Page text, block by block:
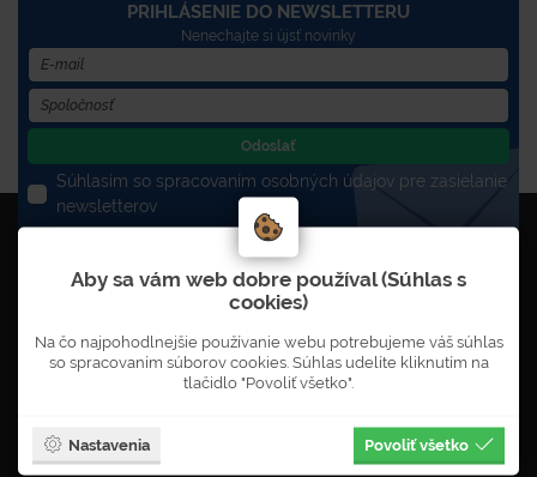
PRIHLÁSENIE DO NEWSLETTERU
Nenechajte si újsť novinky
Odoslať
Súhlasím so spracovaním osobných údajov pre zasielanie
newsletterov
UŽITOČNÉ INFORMÁCIE
Poradenstvo
Reklamačný poriadok
Obnova lesa
Aby sa vám web dobre používal (Súhlas s
cookies)
Na čo najpohodlnejšie používanie webu potrebujeme váš súhlas
so spracovaním súborov cookies. Súhlas udelíte kliknutím na
tlačidlo "Povoliť všetko".
Nastavenia Povoliť všetko